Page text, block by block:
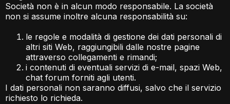
Società non è in alcun modo responsabile. La società
non si assume inoltre alcuna responsabilità su:
le regole e modalità di gestione dei dati personali di
altri siti Web, raggiungibili dalle nostre pagine
attraverso collegamenti e rimandi;
i contenuti di eventuali servizi di e-mail, spazi Web,
chat forum forniti agli utenti.
I dati personali non saranno diffusi, salvo che il servizio
richiesto lo richieda.